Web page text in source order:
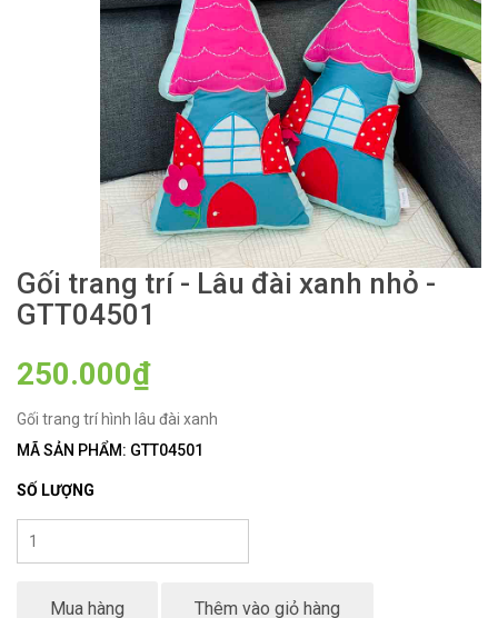
Gối trang trí - Lâu đài xanh nhỏ -
GTT04501
250.000₫
Gối trang trí hình lâu đài xanh
MÃ SẢN PHẨM: GTT04501
SỐ LƯỢNG
Mua hàng Thêm vào giỏ hàng